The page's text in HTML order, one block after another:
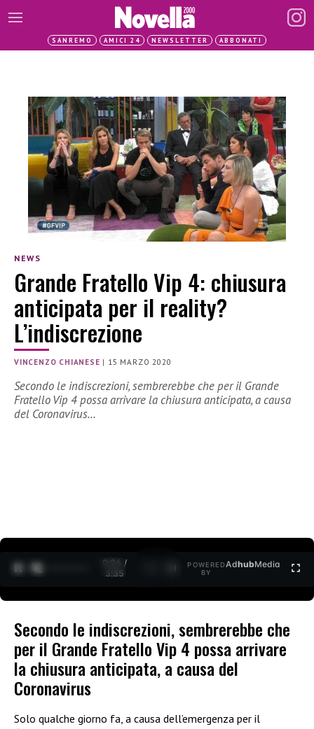
SANREMO AMICI 24 NEWSLETTER ABBONATI
NEWS
Grande Fratello Vip 4: chiusura
anticipata per il reality?
L’indiscrezione
VINCENZO CHIANESE | 15 MARZO 2020
Secondo le indiscrezioni, sembrerebbe che per il Grande
Fratello Vip 4 possa arrivare la chiusura anticipata, a causa
del Coronavirus…
0:27 /
3:35
POWERED
BY
AdhubMedia
Secondo le indiscrezioni, sembrerebbe che
per il Grande Fratello Vip 4 possa arrivare
la chiusura anticipata, a causa del
Coronavirus
Solo qualche giorno fa, a causa dell’emergenza per il